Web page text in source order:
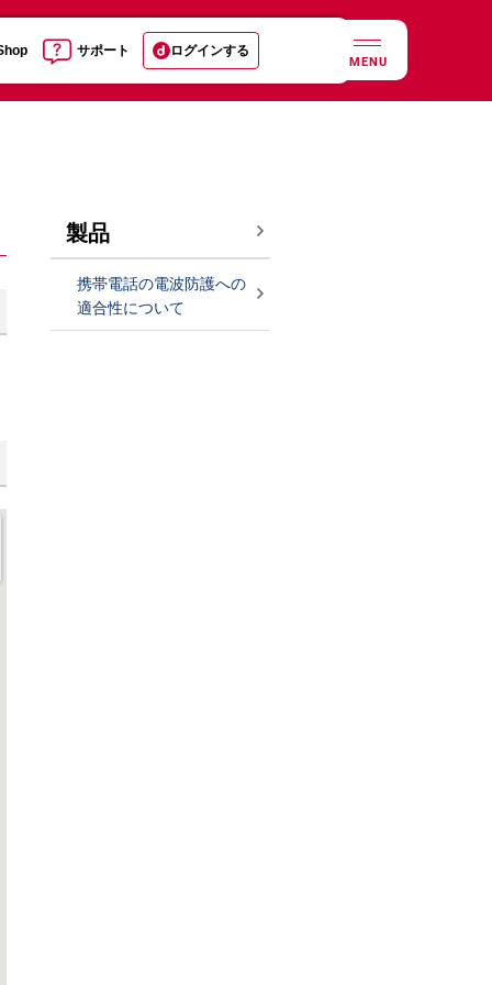
サポート ログインする
MENU
製品
携帯電話の電波防護への
適合性について